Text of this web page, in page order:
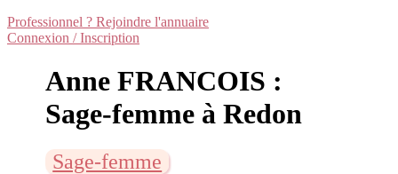
Professionnel ? Rejoindre l'annuaire
Connexion / Inscription
Anne FRANCOIS :
Sage-femme à Redon
Sage-femme